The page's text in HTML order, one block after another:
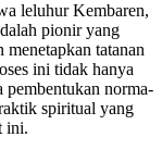
leluhur Kembaren,
pionir yang
tatanan
ini tidak hanya
pembentukan norma-
spiritual yang
ini.